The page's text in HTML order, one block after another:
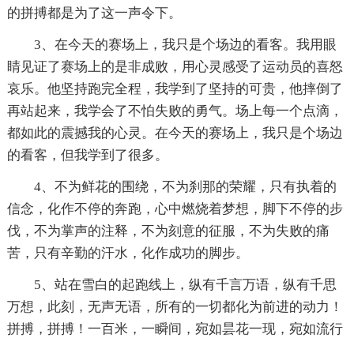
的拼搏都是为了这一声令下。
3、在今天的赛场上，我只是个场边的看客。我用眼
睛见证了赛场上的是非成败，用心灵感受了运动员的喜怒
哀乐。他坚持跑完全程，我学到了坚持的可贵，他摔倒了
再站起来，我学会了不怕失败的勇气。场上每一个点滴，
都如此的震撼我的心灵。在今天的赛场上，我只是个场边
的看客，但我学到了很多。
4、不为鲜花的围绕，不为刹那的荣耀，只有执着的
信念，化作不停的奔跑，心中燃烧着梦想，脚下不停的步
伐，不为掌声的注释，不为刻意的征服，不为失败的痛
苦，只有辛勤的汗水，化作成功的脚步。
5、站在雪白的起跑线上，纵有千言万语，纵有千思
万想，此刻，无声无语，所有的一切都化为前进的动力！
拼搏，拼搏！一百米，一瞬间，宛如昙花一现，宛如流行